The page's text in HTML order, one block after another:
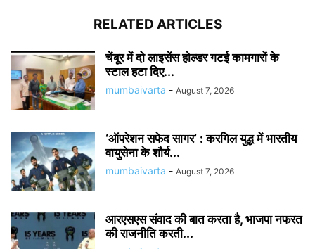
RELATED ARTICLES
चेंबूर में दो लाइसेंस होल्डर गटई कामगारों के
स्टाल हटा दिए...
mumbaivarta - August 7, 2026
‘ऑपरेशन सफेद सागर’ : करगिल युद्ध में भारतीय
वायुसेना के शौर्य...
mumbaivarta - August 7, 2026
आरएसएस संवाद की बात करता है, भाजपा नफरत
की राजनीति करती...